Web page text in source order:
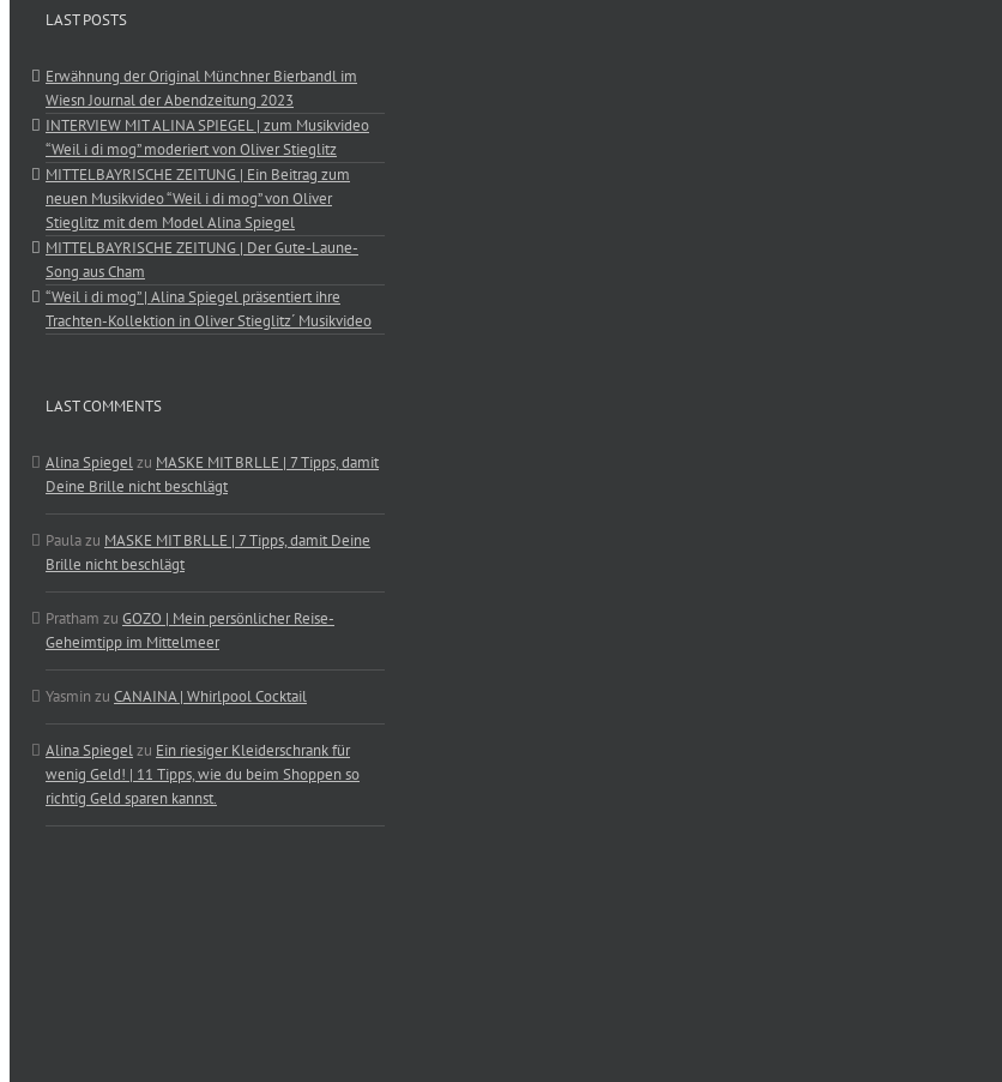
LAST POSTS
Erwähnung der Original Münchner Bierbandl im
Wiesn Journal der Abendzeitung 2023
INTERVIEW MIT ALINA SPIEGEL | zum Musikvideo
“Weil i di mog” moderiert von Oliver Stieglitz
MITTELBAYRISCHE ZEITUNG | Ein Beitrag zum
neuen Musikvideo “Weil i di mog” von Oliver
Stieglitz mit dem Model Alina Spiegel
MITTELBAYRISCHE ZEITUNG | Der Gute-Laune-
Song aus Cham
“Weil i di mog” | Alina Spiegel präsentiert ihre
Trachten-Kollektion in Oliver Stieglitz´ Musikvideo
LAST COMMENTS
Alina Spiegelzu MASKE MIT BRLLE | 7 Tipps, damit
Deine Brille nicht beschlägt
Paulazu MASKE MIT BRLLE | 7 Tipps, damit Deine
Brille nicht beschlägt
Pratham zu GOZO | Mein persönlicher Reise-
Geheimtipp im Mittelmeer
Yasmin zu CANAINA | Whirlpool Cocktail
Alina Spiegelzu Ein riesiger Kleiderschrank für
wenig Geld! | 11 Tipps, wie du beim Shoppen so
richtig Geld sparen kannst.